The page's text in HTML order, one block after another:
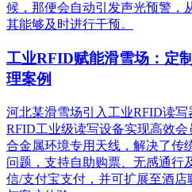
候，那便会自动引发声光预警，
其能够及时进行干预。
工业RFID赋能滑雪场：定
理案例
河北某滑雪场引入工业RFID读
RFID工业级读写设备实现高效
合金属环境专用天线，解决了传
问题，支持自助购票、无感通行
信/支付宝支付，并可扩展至酒